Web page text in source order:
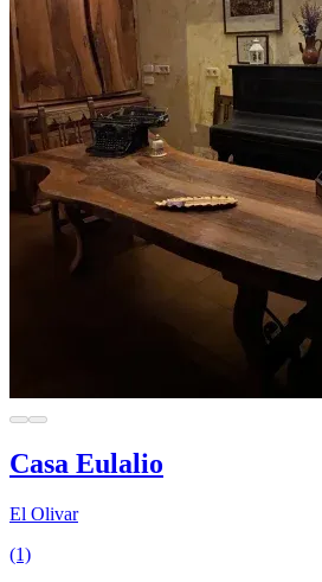
Casa Eulalio
El Olivar
(1)